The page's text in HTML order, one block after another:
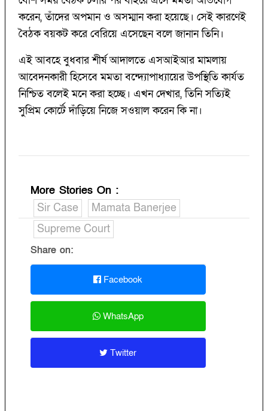
করেন, তাঁদের অপমান ও অসম্মান করা হয়েছে। সেই কারণেই
বৈঠক বয়কট করে বেরিয়ে এসেছেন বলে জানান তিনি।
এই আবহে বুধবার শীর্ষ আদালতে এসআইআর মামলায়
আবেদনকারী হিসেবে মমতা বন্দ্যোপাধ্যায়ের উপস্থিতি কার্যত
নিশ্চিত বলেই মনে করা হচ্ছে। এখন দেখার, তিনি সত্যিই
সুপ্রিম কোর্টে দাঁড়িয়ে নিজে সওয়াল করেন কি না।
More Stories On :
Sir Case
Mamata Banerjee
Supreme Court
Share on:
Facebook
WhatsApp
Twitter